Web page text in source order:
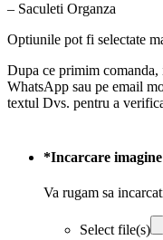
– Saculeti Organza
Optiunile pot fi selectate
Dupa ce primim
WhatsApp sau pe email
textul Dvs. pentru a
*Incarcare imagine
Va rugam sa
Select file(s)